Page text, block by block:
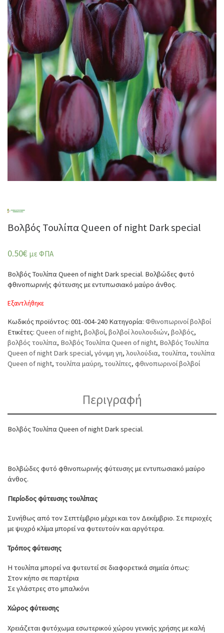
Βολβός Τουλίπα Queen of night Dark special
0.50€ με ΦΠΑ
Βολβός Τουλίπα Queen of night Dark special. Βολβώδες φυτό
φθινοπωρινής φύτευσης με εντυπωσιακό μαύρο άνθος.
Εξαντλήθηκε
Κωδικός προϊόντος: 001-004-240 Κατηγορία: Φθινοπωρινοί βολβοί
Ετικέτες: Queen of night, βολβοί, βολβοί λουλουδιών, βολβός,
βολβός τουλίπα, Βολβός Τουλίπα Queen of night, Βολβός Τουλίπα
Queen of night Dark special, γόνιμη γη, λουλούδια, τουλίπα, τουλίπα
Queen of night, τουλίπα μαύρη, τουλίπες, φθινοπωρινοί βολβοί
Περιγραφή
Βολβός Τουλίπα Queen of night Dark special.
Βολβώδες φυτό φθινοπωρινής φύτευσης με εντυπωσιακό μαύρο
άνθος.
Περίοδος φύτευσης τουλίπας
Συνήθως από τον Σεπτέμβριο μέχρι και τον Δεκέμβριο. Σε περιοχές
με ψυχρό κλίμα μπορεί να φυτευτούν και αργότερα.
Τρόπος φύτευσης
Η τουλίπα μπορεί να φυτευτεί σε διαφορετικά σημεία όπως:
Στον κήπο σε παρτέρια
Σε γλάστρες στο μπαλκόνι
Χώρος φύτευσης
Χρειάζεται φυτόχωμα εσωτερικού χώρου γενικής χρήσης με καλή